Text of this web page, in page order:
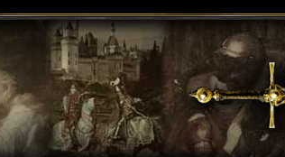
Camelot, la patria della cavalleria